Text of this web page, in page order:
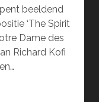
beeldend
‘The Spirit
Dame des
Richard Kofi